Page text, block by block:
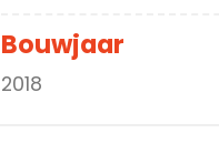
Bouwjaar
2018